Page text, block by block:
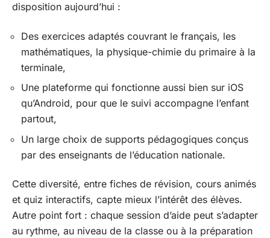
disposition aujourd’hui :
Des exercices adaptés couvrant le français, les
mathématiques, la physique-chimie du primaire à la
terminale,
Une plateforme qui fonctionne aussi bien sur iOS
qu’Android, pour que le suivi accompagne l’enfant
partout,
Un large choix de supports pédagogiques conçus
par des enseignants de l’éducation nationale.
Cette diversité, entre fiches de révision, cours animés
et quiz interactifs, capte mieux l’intérêt des élèves.
Autre point fort : chaque session d’aide peut s’adapter
au rythme, au niveau de la classe ou à la préparation